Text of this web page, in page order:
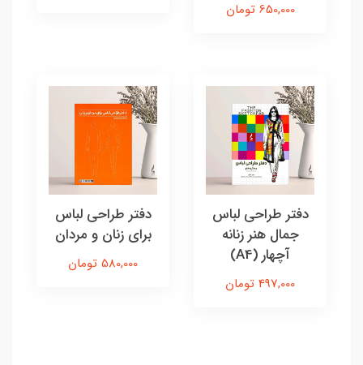
650,000 تومان
دفتر طراحی لباس
جمال هنر زنانه
آچهار (A4)
497,000 تومان
دفتر طراحی لباس
برای زنان و مردان
580,000 تومان